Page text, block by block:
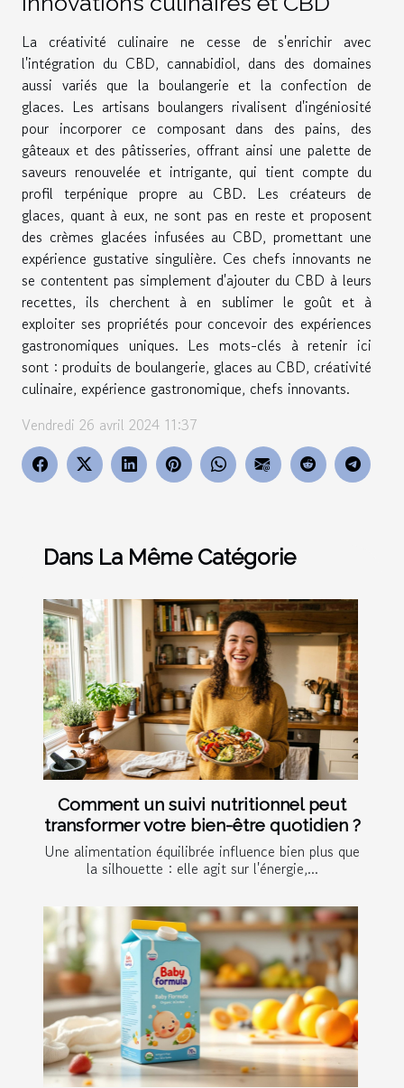
La créativité culinaire ne cesse de s'enrichir avec
l'intégration du CBD, cannabidiol, dans des domaines
aussi variés que la boulangerie et la confection de
glaces. Les artisans boulangers rivalisent d'ingéniosité
pour incorporer ce composant dans des pains, des
gâteaux et des pâtisseries, offrant ainsi une palette de
saveurs renouvelée et intrigante, qui tient compte du
profil terpénique propre au CBD. Les créateurs de
glaces, quant à eux, ne sont pas en reste et proposent
des crèmes glacées infusées au CBD, promettant une
expérience gustative singulière. Ces chefs innovants ne
se contentent pas simplement d'ajouter du CBD à leurs
recettes, ils cherchent à en sublimer le goût et à
exploiter ses propriétés pour concevoir des expériences
gastronomiques uniques. Les mots-clés à retenir ici
sont : produits de boulangerie, glaces au CBD, créativité
culinaire, expérience gastronomique, chefs innovants.
Vendredi 26 avril 2024 11:37
Dans La Même Catégorie
Comment un suivi nutritionnel peut
transformer votre bien-être quotidien ?
Une alimentation équilibrée influence bien plus que
la silhouette : elle agit sur l'énergie,...